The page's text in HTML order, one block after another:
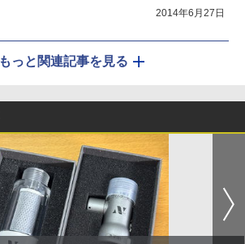
2014年6月27日
もっと関連記事を見る